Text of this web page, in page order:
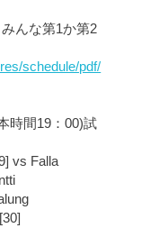
んな第1か第2
schedule/pdf/
時間19：00)試
vs Falla